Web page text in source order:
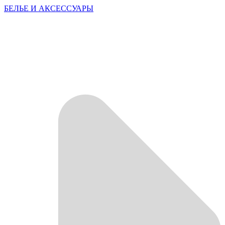
БЕЛЬЕ И АКСЕССУАРЫ